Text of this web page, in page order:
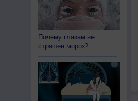
Почему глазам не
страшен мороз?